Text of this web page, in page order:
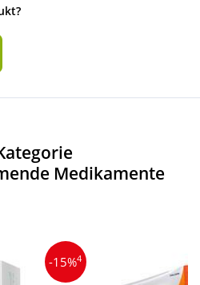
Medikamente
-15%4